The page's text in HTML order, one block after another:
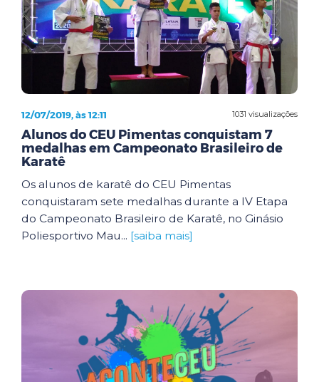
1031 visualizações
12/07/2019, às 12:11
Alunos do CEU Pimentas conquistam 7
medalhas em Campeonato Brasileiro de
Karatê
Os alunos de karatê do CEU Pimentas
conquistaram sete medalhas durante a IV Etapa
do Campeonato Brasileiro de Karatê, no Ginásio
Poliesportivo Mau... [saiba mais]